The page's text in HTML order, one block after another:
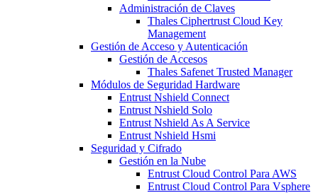
Administración de Claves
Thales Ciphertrust Cloud Key
Management
Gestión de Acceso y Autenticación
Gestión de Accesos
Thales Safenet Trusted Manager
Módulos de Seguridad Hardware
Entrust Nshield Connect
Entrust Nshield Solo
Entrust Nshield As A Service
Entrust Nshield Hsmi
Seguridad y Cifrado
Gestión en la Nube
Entrust Cloud Control Para AWS
Entrust Cloud Control Para Vsphere